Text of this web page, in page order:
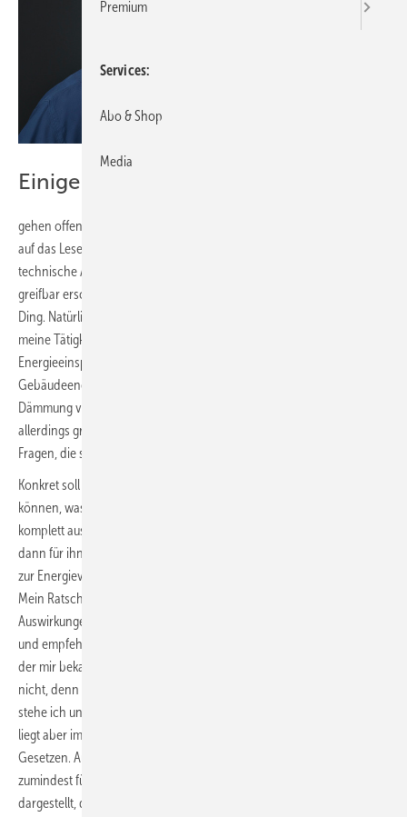
Ei nige von uns…
gehen offen damit um. Sie geben sich zu erkennen als Laien in Bezug
auf das Lesen von Gesetzestexten. Mir geht es ebenso. Ich habe eine
technische Ausrichtung meines Arbeitslebens gewählt, weil mir das
greifbar erscheint. Juristische Zusammenhänge sind nicht so mein
Ding. Natürlich musste ich immer wieder Verordnungen lesen und auf
meine Tätigkeit übertragend anwenden. Die
Energieeinsparverordnung (EnEV) und nun das
Gebäudeenergiegesetz (GEG) sind beispielsweise Maßstab für die
Dämmung von Rohrleitungen. Mit einer neuen Situation bin ich
allerdings grenzwertig gefordert. Derzeit soll ich Antworten geben auf
Fragen, die sich aus dem GEG ergeben.
Konkret soll ich also auf die Frage meines Kunden eine Antwort geben
können, was denn wohl mit seinem Kessel passiert, wenn dieser
komplett ausfällt. Die Investition in einen neuen Wärmeerzeuger steht
dann für ihn an und wird ihn finanziell belasten, ebenso wie Kosten
zur Energieversorgung mit dem dann neu einzubauenden Erzeuger.
Mein Ratschlag an diesen Kunden hat also im Zweifel erhebliche
Auswirkungen. Da haue ich nicht mal eben einen flotten Spruch raus
und empfehle nach Laune einen Wärmeerzeuger aus dem Portfolio
der mir bekannten Hersteller. Mich wegducken kann ich aber auch
nicht, denn der Kunde will ja einen Rat von mir. Vor diesem Dilemma
stehe ich und stehen derzeit viele SHK-Betriebe. Unsere Kompetenz
liegt aber im Bereich der Technik und nicht im Auslegen von
Gesetzen. Aus diesem Grund habe ich in dieser Ausgabe ab Seite 18
zumindest für die Entscheidung auf Basis des GEG einen Weg
dargestellt, der mir schlüssig erscheint und das Beratungsrisiko ein
Premium
Services
Abo & Shop
Media